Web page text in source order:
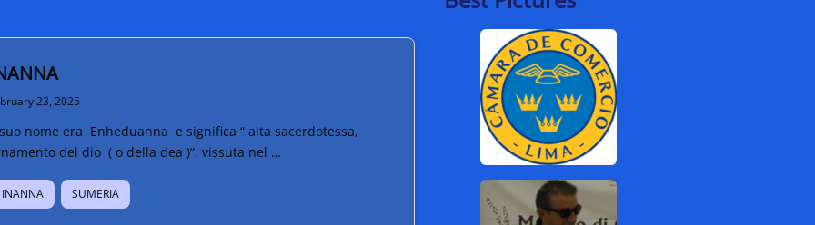
23, 2025
nome era Enheduanna e significa “ alta sacerdotessa,
del dio ( o della dea )”, vissuta nel …
INANNA SUMERIA